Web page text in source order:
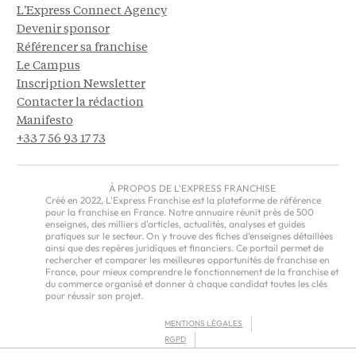
L'Express Connect Agency
Devenir sponsor
Référencer sa franchise
Le Campus
Inscription Newsletter
Contacter la rédaction
Manifesto
+33 7 56 93 17 73
À PROPOS DE L'EXPRESS FRANCHISE
Créé en 2022, L'Express Franchise est la plateforme de référence
pour la franchise en France. Notre annuaire réunit près de 500
enseignes, des milliers d'articles, actualités, analyses et guides
pratiques sur le secteur. On y trouve des fiches d'enseignes détaillées
ainsi que des repères juridiques et financiers. Ce portail permet de
rechercher et comparer les meilleures opportunités de franchise en
France, pour mieux comprendre le fonctionnement de la franchise et
du commerce organisé et donner à chaque candidat toutes les clés
pour réussir son projet.
MENTIONS LÉGALES
RGPD